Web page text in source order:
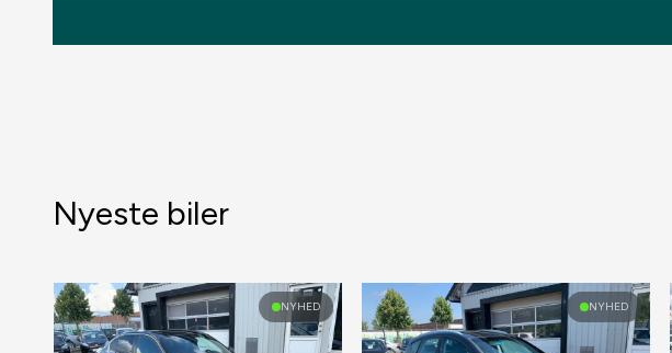
Nyeste biler
NYHED NYHED